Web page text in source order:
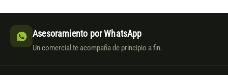
Asesoramiento por WhatsApp
Un comercial te acompaña de principio a fin.